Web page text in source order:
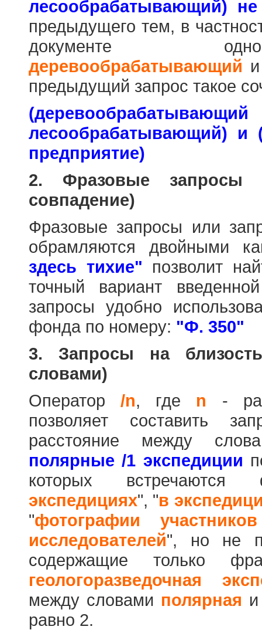
лесообрабатывающий) не
предыдущего тем, в
документе
деревообрабатывающий
предыдущий запрос такое
лесообрабатывающий) и
предприятие)
2. Фразовые запросы
совпадение)
Фразовые запросы или
обрамляются двойными
здесь тихие" позволит
точный вариант
запросы удобно
фонда по номеру: "Ф. 350"
3. Запросы на
словами)
Оператор/n, где n -
позволяет составить
расстояние между
полярные /1 экспедиции
которых
экспедициях", "в
"фотографии
исследователей", но не
содержащие только
геологоразведочная
между словами полярная
равно 2.